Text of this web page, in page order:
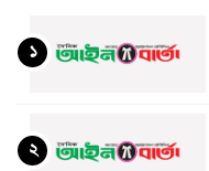
১
২